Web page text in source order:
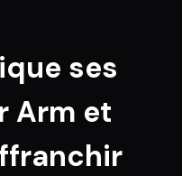
ses
Arm et